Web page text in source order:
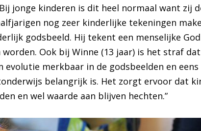
jonge kinderen is dit heel normaal want zij
nog zeer kinderlijke tekeningen
godsbeeld. Hij tekent een menselijke
worden. Ook bij Winne (13 jaar)is het straf dat
merkbaar in de godsbeelden en
belangrijk is. Het zorgt ervoor dat
en wel waarde aan blijven hechten.”